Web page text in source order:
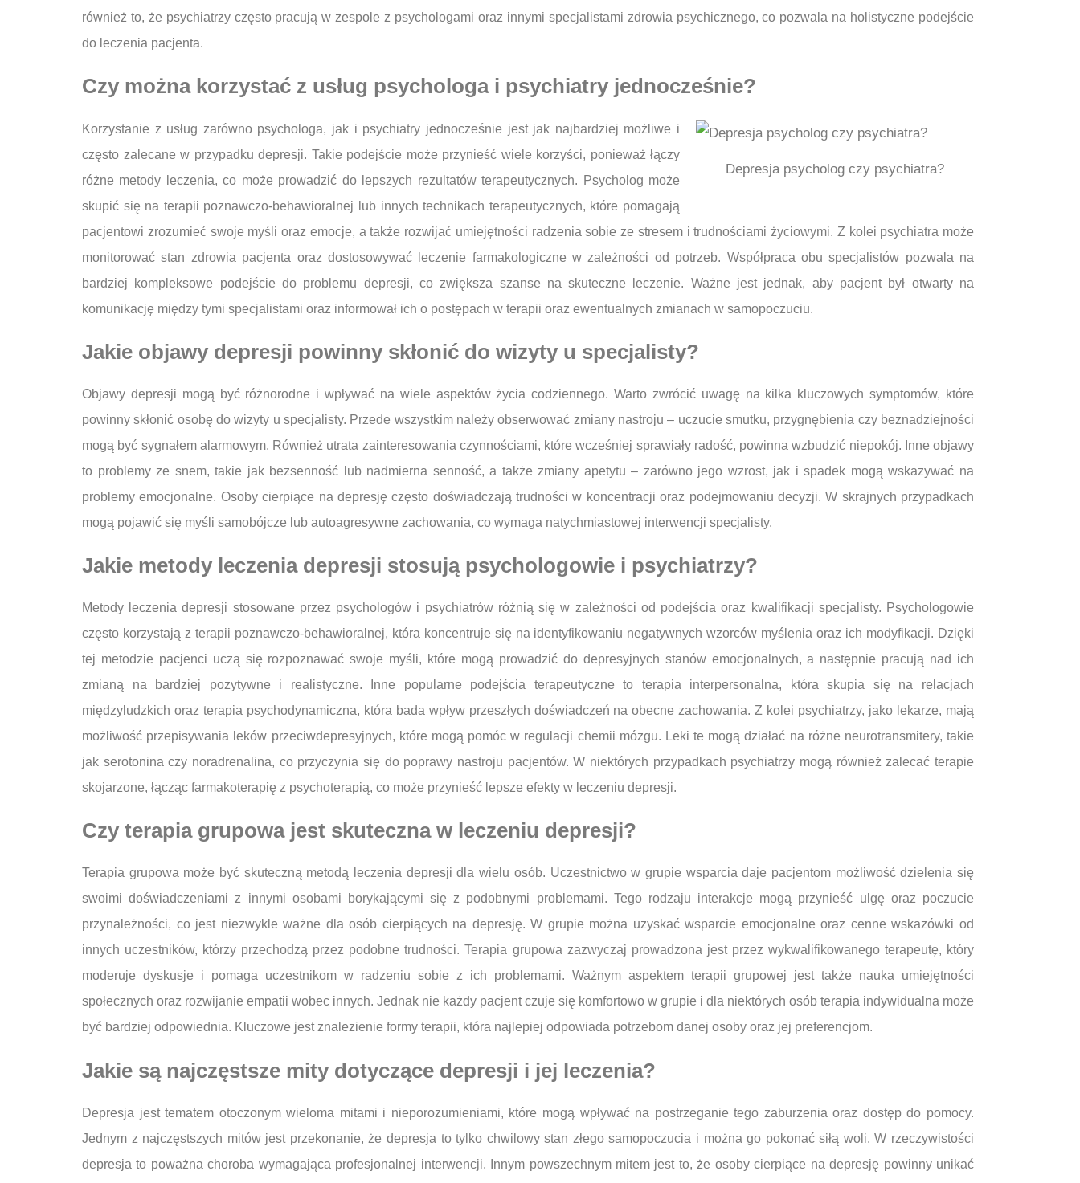
również to, że psychiatrzy często pracują w zespole z psychologami oraz innymi specjalistami zdrowia psychicznego, co pozwala na holistyczne podejście
do leczenia pacjenta.
Czy można korzystać z usług psychologa i psychiatry jednocześnie?
Depresja psycholog czy psychiatra?
Korzystanie z usług zarówno psychologa, jak i psychiatry jednocześnie jest jak najbardziej możliwe i
często zalecane w przypadku depresji. Takie podejście może przynieść wiele korzyści, ponieważ łączy
różne metody leczenia, co może prowadzić do lepszych rezultatów terapeutycznych. Psycholog może
skupić się na terapii poznawczo-behawioralnej lub innych technikach terapeutycznych, które pomagają
pacjentowi zrozumieć swoje myśli oraz emocje, a także rozwijać umiejętności radzenia sobie ze stresem i trudnościami życiowymi. Z kolei psychiatra może
monitorować stan zdrowia pacjenta oraz dostosowywać leczenie farmakologiczne w zależności od potrzeb. Współpraca obu specjalistów pozwala na
bardziej kompleksowe podejście do problemu depresji, co zwiększa szanse na skuteczne leczenie. Ważne jest jednak, aby pacjent był otwarty na
komunikację między tymi specjalistami oraz informował ich o postępach w terapii oraz ewentualnych zmianach w samopoczuciu.
Jakie objawy depresji powinny skłonić do wizyty u specjalisty?
Objawy depresji mogą być różnorodne i wpływać na wiele aspektów życia codziennego. Warto zwrócić uwagę na kilka kluczowych symptomów, które
powinny skłonić osobę do wizyty u specjalisty. Przede wszystkim należy obserwować zmiany nastroju – uczucie smutku, przygnębienia czy beznadziejności
mogą być sygnałem alarmowym. Również utrata zainteresowania czynnościami, które wcześniej sprawiały radość, powinna wzbudzić niepokój. Inne objawy
to problemy ze snem, takie jak bezsenność lub nadmierna senność, a także zmiany apetytu – zarówno jego wzrost, jak i spadek mogą wskazywać na
problemy emocjonalne. Osoby cierpiące na depresję często doświadczają trudności w koncentracji oraz podejmowaniu decyzji. W skrajnych przypadkach
mogą pojawić się myśli samobójcze lub autoagresywne zachowania, co wymaga natychmiastowej interwencji specjalisty.
Jakie metody leczenia depresji stosują psychologowie i psychiatrzy?
Metody leczenia depresji stosowane przez psychologów i psychiatrów różnią się w zależności od podejścia oraz kwalifikacji specjalisty. Psychologowie
często korzystają z terapii poznawczo-behawioralnej, która koncentruje się na identyfikowaniu negatywnych wzorców myślenia oraz ich modyfikacji. Dzięki
tej metodzie pacjenci uczą się rozpoznawać swoje myśli, które mogą prowadzić do depresyjnych stanów emocjonalnych, a następnie pracują nad ich
zmianą na bardziej pozytywne i realistyczne. Inne popularne podejścia terapeutyczne to terapia interpersonalna, która skupia się na relacjach
międzyludzkich oraz terapia psychodynamiczna, która bada wpływ przeszłych doświadczeń na obecne zachowania. Z kolei psychiatrzy, jako lekarze, mają
możliwość przepisywania leków przeciwdepresyjnych, które mogą pomóc w regulacji chemii mózgu. Leki te mogą działać na różne neurotransmitery, takie
jak serotonina czy noradrenalina, co przyczynia się do poprawy nastroju pacjentów. W niektórych przypadkach psychiatrzy mogą również zalecać terapie
skojarzone, łącząc farmakoterapię z psychoterapią, co może przynieść lepsze efekty w leczeniu depresji.
Czy terapia grupowa jest skuteczna w leczeniu depresji?
Terapia grupowa może być skuteczną metodą leczenia depresji dla wielu osób. Uczestnictwo w grupie wsparcia daje pacjentom możliwość dzielenia się
swoimi doświadczeniami z innymi osobami borykającymi się z podobnymi problemami. Tego rodzaju interakcje mogą przynieść ulgę oraz poczucie
przynależności, co jest niezwykle ważne dla osób cierpiących na depresję. W grupie można uzyskać wsparcie emocjonalne oraz cenne wskazówki od
innych uczestników, którzy przechodzą przez podobne trudności. Terapia grupowa zazwyczaj prowadzona jest przez wykwalifikowanego terapeutę, który
moderuje dyskusje i pomaga uczestnikom w radzeniu sobie z ich problemami. Ważnym aspektem terapii grupowej jest także nauka umiejętności
społecznych oraz rozwijanie empatii wobec innych. Jednak nie każdy pacjent czuje się komfortowo w grupie i dla niektórych osób terapia indywidualna może
być bardziej odpowiednia. Kluczowe jest znalezienie formy terapii, która najlepiej odpowiada potrzebom danej osoby oraz jej preferencjom.
Jakie są najczęstsze mity dotyczące depresji i jej leczenia?
Depresja jest tematem otoczonym wieloma mitami i nieporozumieniami, które mogą wpływać na postrzeganie tego zaburzenia oraz dostęp do pomocy.
Jednym z najczęstszych mitów jest przekonanie, że depresja to tylko chwilowy stan złego samopoczucia i można go pokonać siłą woli. W rzeczywistości
depresja to poważna choroba wymagająca profesjonalnej interwencji. Innym powszechnym mitem jest to, że osoby cierpiące na depresję powinny unikać